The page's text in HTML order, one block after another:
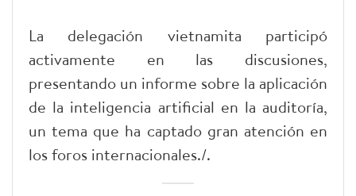
La delegación vietnamita participó
activamente en las discusiones,
presentando un informe sobre la aplicación
de la inteligencia artificial en la auditoría,
un tema que ha captado gran atención en
los foros internacionales./.